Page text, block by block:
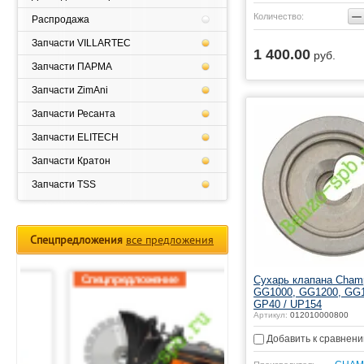
Количество: −
1 400.00 руб.
Купить
Сухарь клапана
GG1000, GG1200,
GP40 / UP154
Артикул: 012010000800
Добавить к
Распродажа
Запчасти VILLARTEC
Запчасти ПАРМА
Запчасти ZimAni
Запчасти Ресанта
Запчасти ELITECH
Запчасти Кратон
Запчасти TSS
Спецпредложения все предложения
Спецпредложение Спецпредложение